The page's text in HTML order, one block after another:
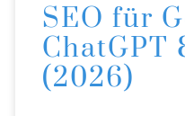
SEO für
ChatGPT
(2026)